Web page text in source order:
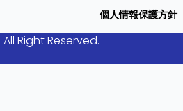
個人情報保護方針
Right Reserved.